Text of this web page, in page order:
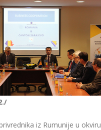
iz Rumunije u okviru